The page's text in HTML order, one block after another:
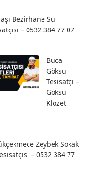
Bezirhane Su
– 0532 384 77 07
Buca
Göksu
Tesisatçı –
Göksu
Klozet
Zeybek Sokak
– 0532 384 77